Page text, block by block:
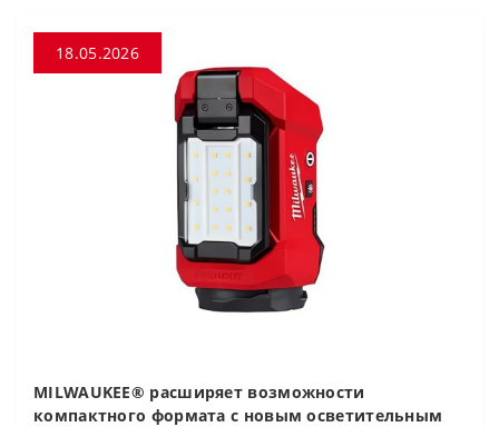
18.05.2026
MILWAUKEE® расширяет возможности
компактного формата с новым осветительным